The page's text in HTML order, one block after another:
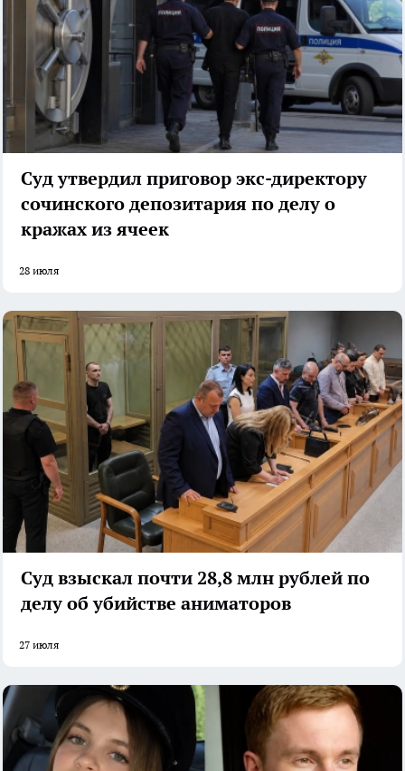
Суд утвердил приговор экс-директору
сочинского депозитария по делу о
кражах из ячеек
28 июля
Суд взыскал почти 28,8 млн рублей по
делу об убийстве аниматоров
27 июля